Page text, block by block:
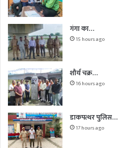
गंगा का…
15 hours ago
शौर्य चक्र…
16 hours ago
डाकपत्थर पुलिस…
17 hours ago